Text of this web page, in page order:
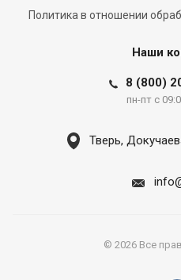
Политика в отношении
Наши
8 (800)
пн-пт с
Тверь,
© 2026 Все